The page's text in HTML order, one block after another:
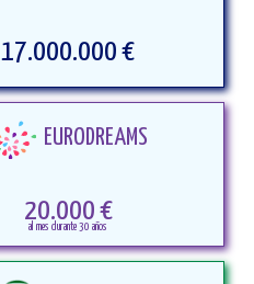
17.000.000 €
EURODREAMS
20.000 €